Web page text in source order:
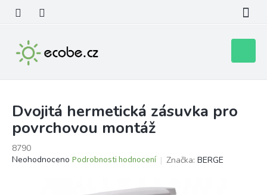
obsah
košík
Dvojitá hermetická zásuvka pro
povrchovou montáž
8790
Průměrné
Neohodnoceno Podrobnosti hodnocení Značka: BERGE